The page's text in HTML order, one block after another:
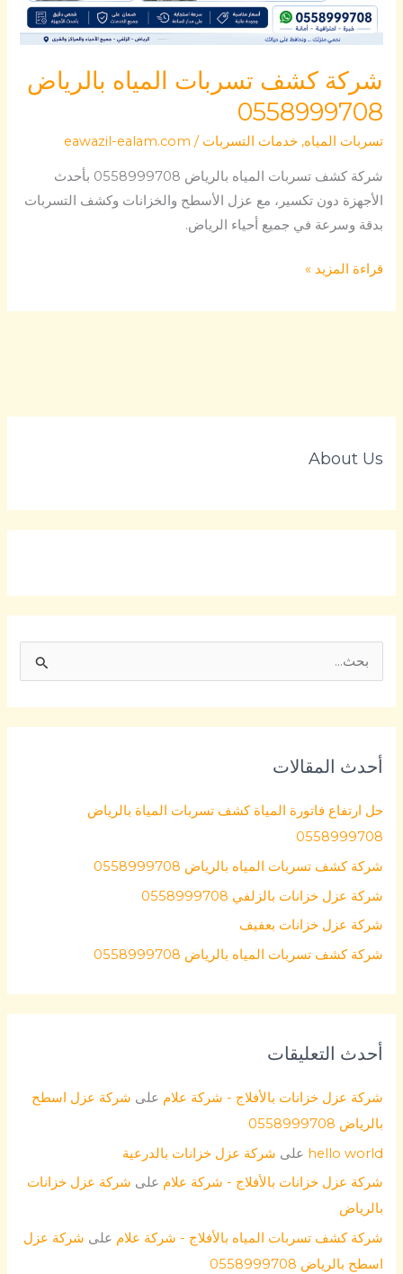
شركة كشف تسربات المياه بالرياض
0558999708
تسربات المياه,خدمات التسربات /
eawazil-ealam.com
شركة كشف تسربات المياه بالرياض 0558999708 بأحدث
الأجهزة دون تكسير، مع عزل الأسطح والخزانات وكشف التسربات
بدقة وسرعة في جميع أحياء الرياض.
قراءة المزيد »
About Us
ث
أحدث المقالات
حل ارتفاع فاتورة المياة كشف تسربات المياة بالرياض
0558999708
شركة كشف تسربات المياه بالرياض 0558999708
شركة عزل خزانات بالزلفي 0558999708
شركة عزل خزانات بعفيف
شركة كشف تسربات المياه بالرياض 0558999708
أحدث التعليقات
شركة عزل خزانات بالأفلاج - شركة علام على شركة عزل اسطح
بالرياض 0558999708
hello world على شركة عزل خزانات بالدرعية
شركة عزل خزانات بالأفلاج - شركة علام على شركة عزل خزانات
بالرياض
شركة كشف تسربات المياه بالأفلاج - شركة علام على شركة عزل
اسطح بالرياض 0558999708